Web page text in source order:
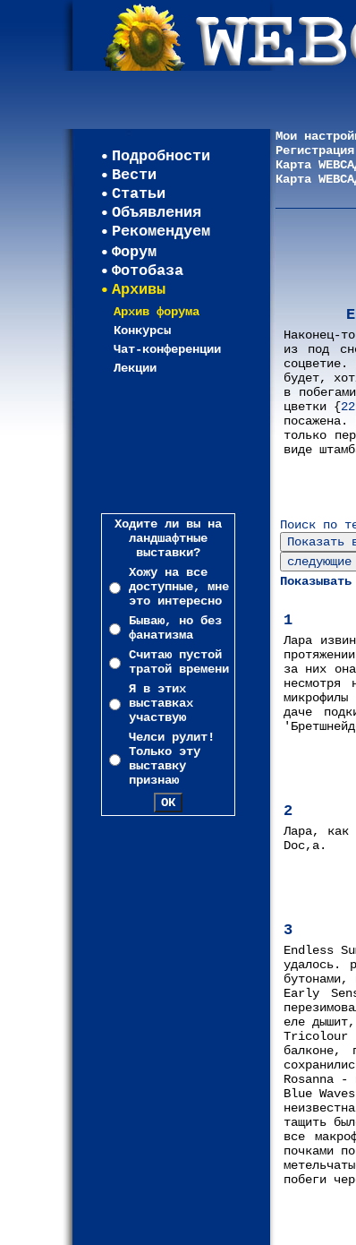
Подробности
Вести
Статьи
Объявления
Рекомендуем
Форум
Фотобаза
Архивы
Архив форума
Конкурсы
Чат-конференции
Лекции
Ходите ли вы на
ландшафтные
выставки?
Хожу на все
доступные, мне
это интересно
Бываю, но без
фанатизма
Считаю пустой
тратой времени
Я в этих
выставках
участвую
Челси рулит!
Только эту
выставку
признаю
Мои
Регистрация
Карта
Карта
Наконец-
из под
будет,
в
цветки {
только
виде
Поиск по
1
Лара
за них
даче
2
Лара, как
Doc,а.
3
Endless
удалось.
бутонами,
Early
еле
Tricolour
балконе,
Rosanna -
Blue
тащить
все
почками
побеги